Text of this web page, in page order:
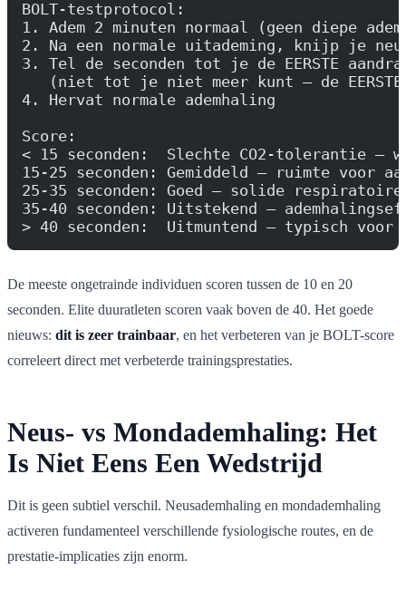
BOLT-testprotocol:
1. Adem 2 minuten normaal (geen diepe
2. Na een normale uitademing, knijp je
3. Tel de seconden tot je de EERSTE
(niet tot je niet meer kunt — de
4. Hervat normale ademhaling
Score:
< 15 seconden:  Slechte CO2-tolerantie —
15-25 seconden: Gemiddeld — ruimte voor
25-35 seconden: Goed — solide
35-40 seconden: Uitstekend —
> 40 seconden:  Uitmuntend — typisch voor
De meeste ongetrainde individuen scoren tussen de 10 en 20
seconden. Elite duuratleten scoren vaak boven de 40. Het goede
nieuws: dit is zeer trainbaar, en het verbeteren van je BOLT-score
correleert direct met verbeterde trainingsprestaties.
Neus- vs Mondademhaling: Het
Is Niet Eens Een Wedstrijd
Dit is geen subtiel verschil. Neusademhaling en mondademhaling
activeren fundamenteel verschillende fysiologische routes, en de
prestatie-implicaties zijn enorm.